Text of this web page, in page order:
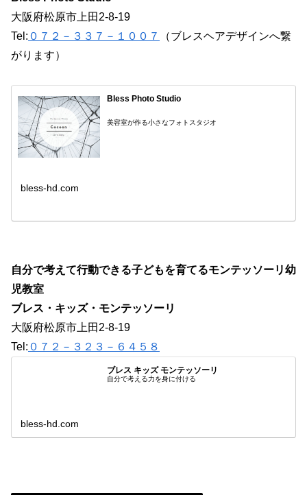
大阪府松原市上田2-8-19
Tel: ０７２－３３７－１００７
（ブレスヘアデザインへ繋
がります）
Bless Photo Studio
美容室が作る小さなフォトスタジオ
bless-hd.com
自分で考えて行動できる子どもを育てるモンテッソーリ幼
児教室
ブレス・キッズ・モンテッソーリ
大阪府松原市上田2-8-19
Tel: ０７２－３２３－６４５８
ブレス キッズ モンテッソーリ
自分で考える力を身に付ける
bless-hd.com